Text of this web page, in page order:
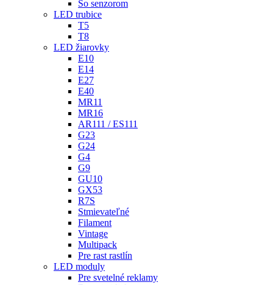
So senzorom
LED trubice
T5
T8
LED žiarovky
E10
E14
E27
E40
MR11
MR16
AR111 / ES111
G23
G24
G4
G9
GU10
GX53
R7S
Stmievateľné
Filament
Vintage
Multipack
Pre rast rastlín
LED moduly
Pre svetelné reklamy